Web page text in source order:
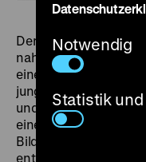
Der
nahm in der
eine Ausnahme- und
junger Mann kam er
und des Berliner
einen nicht-
Bildern aller Art,
entwickelte sich eine
Notwendig
Statistik